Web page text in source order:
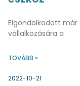
Elgondolkodott már
vállalkozására a
TOVÁBB »
2022-10-21